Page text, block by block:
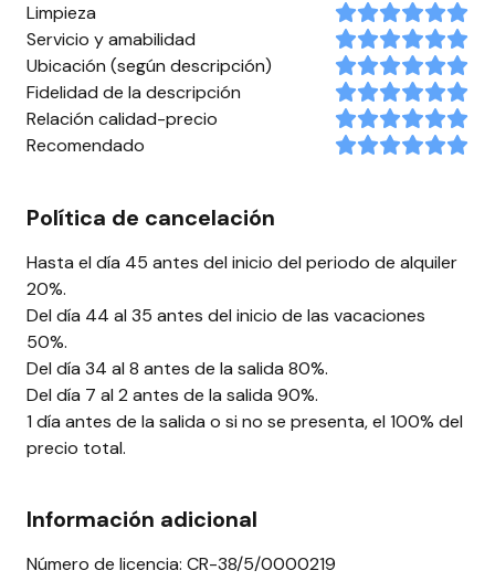
Limpieza
Servicio y amabilidad
Ubicación (según descripción)
Fidelidad de la descripción
Relación calidad-precio
Recomendado
Política de cancelación
Hasta el día 45 antes del inicio del periodo de alquiler
20%.
Del día 44 al 35 antes del inicio de las vacaciones
50%.
Del día 34 al 8 antes de la salida 80%.
Del día 7 al 2 antes de la salida 90%.
1 día antes de la salida o si no se presenta, el 100% del
precio total.
Información adicional
Número de licencia: CR-38/5/0000219